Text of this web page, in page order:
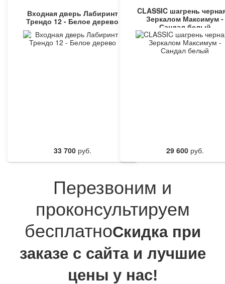
Входная дверь Лабиринт
Трендо 12 - Белое дерево
33 700руб.
CLASSIC шагрень
Зеркалом Максимум -
Сандал белый
29 600руб.
Перезвоним и
проконсультируем
бесплатноCкидка при
заказе с сайта и лучшие
цены у нас!